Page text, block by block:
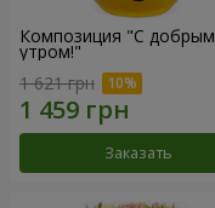
Композиция "С добрым
утром!"
1 621 грн
Заказать